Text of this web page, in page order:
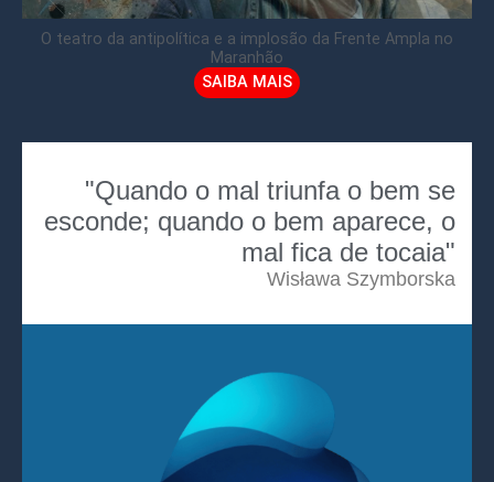
O teatro da antipolítica e a implosão da Frente Ampla no
Maranhão
SAIBA MAIS
"Quando o mal triunfa o bem se
esconde; quando o bem aparece, o
mal fica de tocaia"
Wisława Szymborska